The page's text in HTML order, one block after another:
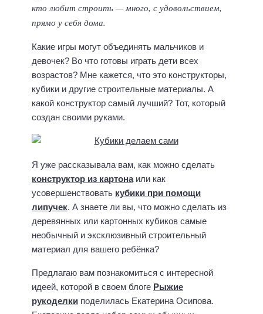
кто любит строить — много, с удовольствием,
прямо у себя дома.
Какие игры могут объединять мальчиков и
девочек? Во что готовы играть дети всех
возрастов? Мне кажется, что это конструкторы,
кубики и другие строительные материалы. А
какой конструктор самый лучший? Тот, который
создан своими руками.
Я уже рассказывала вам, как можно сделать
конструктор из картонаили как
усовершенствовать кубики при помощи
липучек. А знаете ли вы, что можно сделать из
деревянных или картонных кубиков самые
необычный и эксклюзивный строительный
материал для вашего ребёнка?
Предлагаю вам познакомиться с интересной
идеей, которой в своем блоге Рыжие
рукоделки поделилась Екатерина Осипова.